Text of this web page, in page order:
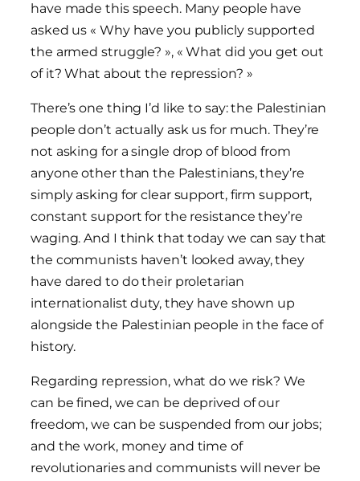
have made this speech. Many people have
asked us « Why have you publicly supported
the armed struggle? », « What did you get out
of it? What about the repression? »
There’s one thing I’d like to say: the Palestinian
people don’t actually ask us for much. They’re
not asking for a single drop of blood from
anyone other than the Palestinians, they’re
simply asking for clear support, firm support,
constant support for the resistance they’re
waging. And I think that today we can say that
the communists haven’t looked away, they
have dared to do their proletarian
internationalist duty, they have shown up
alongside the Palestinian people in the face of
history.
Regarding repression, what do we risk? We
can be fined, we can be deprived of our
freedom, we can be suspended from our jobs;
and the work, money and time of
revolutionaries and communists will never be